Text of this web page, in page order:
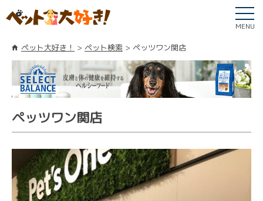
MENU
ペット大好き！ ペット検索 ペッツワン関店
ペッツワン関店